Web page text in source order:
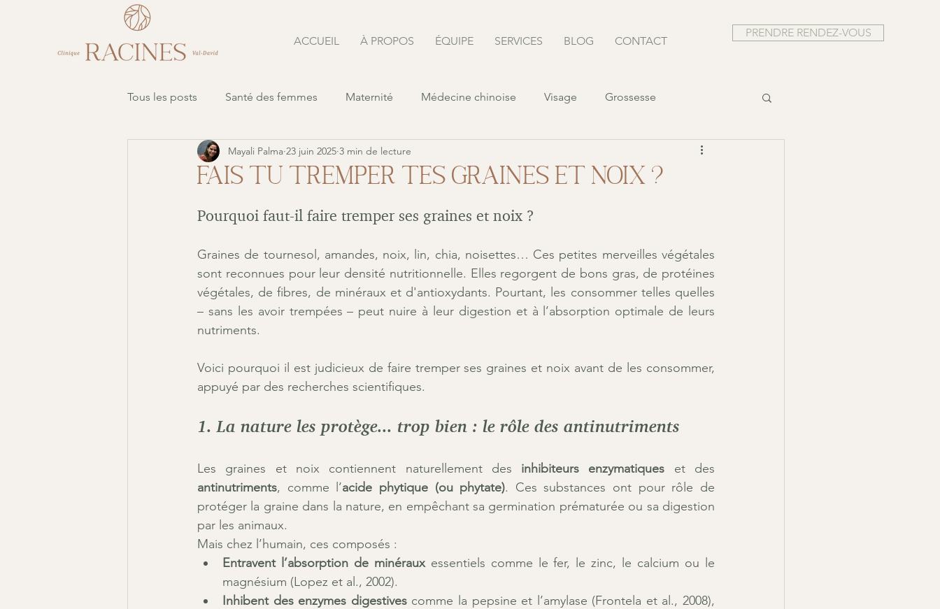
ACCUEIL À PROPOS ÉQUIPE SERVICES BLOG CONTACT
PRENDRE RENDEZ-VOUS
Tous les posts Santé des femmes Maternité Médecine chinoise Visage Grossesse
Fais tu tremper tes graines et noix ?
Mayali Palma 23 juin 2025 3 min de lecture
Pourquoi faut-il faire tremper ses graines et noix ?
Graines de tournesol, amandes, noix, lin, chia, noisettes… Ces petites merveilles végétales
sont reconnues pour leur densité nutritionnelle. Elles regorgent de bons gras, de protéines
végétales, de fibres, de minéraux et d'antioxydants. Pourtant, les consommer telles quelles
– sans les avoir trempées – peut nuire à leur digestion et à l’absorption optimale de leurs
nutriments.
Voici pourquoi il est judicieux de faire tremper ses graines et noix avant de les consommer,
appuyé par des recherches scientifiques.
1. La nature les protège... trop bien : le rôle des antinutriments
Les graines et noix contiennent naturellement des inhibiteurs enzymatiques
antinutriments, comme l’acide phytique (ou phytate). Ces substances ont pour rôle de
protéger la graine dans la nature, en empêchant sa germination prématurée ou sa digestion
par les animaux.
Mais chez l’humain, ces composés :
Entravent l’absorption de minéraux essentiels comme le fer, le zinc, le calcium ou le
magnésium (Lopez et al., 2002).
Inhibent des enzymes digestives comme la pepsine et l’amylase (Frontela et al., 2008),